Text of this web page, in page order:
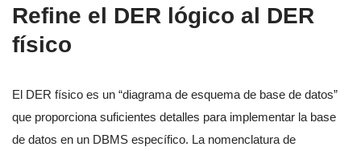
Refine el DER lógico al DER
físico
El DER físico es un “diagrama de esquema de base de datos”
que proporciona suficientes detalles para implementar la base
de datos en un DBMS específico. La nomenclatura de